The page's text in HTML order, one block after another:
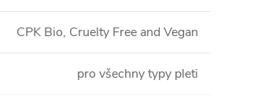
CPK Bio, Cruelty Free and Vegan
pro všechny typy pleti